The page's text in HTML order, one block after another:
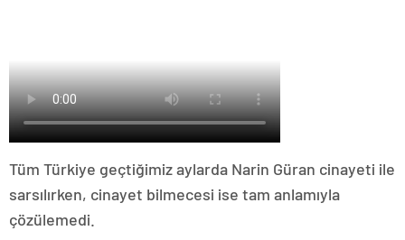
Tüm Türkiye geçtiğimiz aylarda Narin Güran cinayeti ile
sarsılırken, cinayet bilmecesi ise tam anlamıyla
çözülemedi.